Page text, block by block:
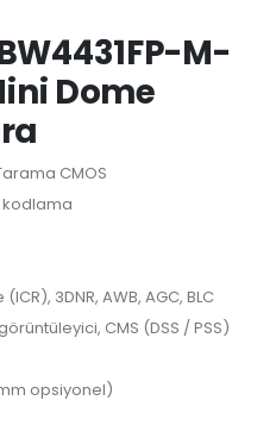
M-
Dome
CMOS
kodlama
3DNR, AWB, AGC, BLC
CMS (DSS / PSS)
opsiyonel)